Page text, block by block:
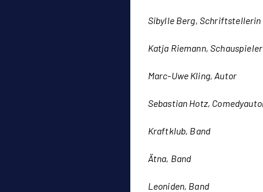
Sibylle Berg, Schriftstellerin
Katja Riemann,
Marc-Uwe Kling, Autor
Sebastian Hotz,
Kraftklub, Band
Ätna, Band
Leoniden, Band